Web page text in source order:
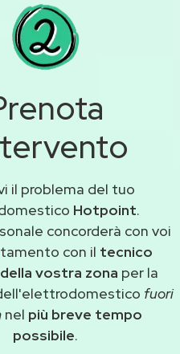
il problema del tuo
Hotpoint.
concorderà con voi
con il tecnico
vostra zona per la
fuori
nel più breve tempo
possibile.